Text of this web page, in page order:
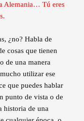
Alemania… Tú eres
¿no? Habla de
cosas que tienen
de una manera
utilizar ese
que puedes hablar
punto de vista o de
historia de una